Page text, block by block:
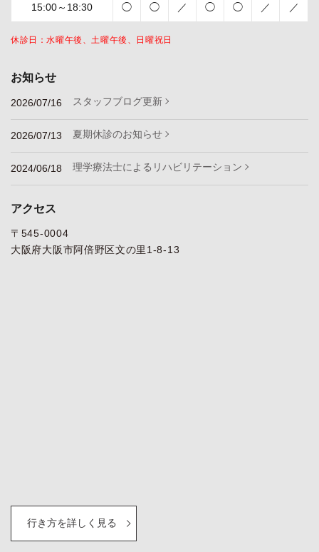
アクセス
〒545-0004
大阪府大阪市阿倍野区文の里1-8-13
行き方を詳しく見る
15:00～18:30 ◯ ◯ ／ ◯ ◯ ／ ／
休診日：水曜午後、土曜午後、日曜祝日
お知らせ
2026/07/16 スタッフブログ更新
2026/07/13 夏期休診のお知らせ
2024/06/18 理学療法士によるリハビリテーション